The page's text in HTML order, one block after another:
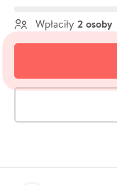
Wpłaciły 2 osoby